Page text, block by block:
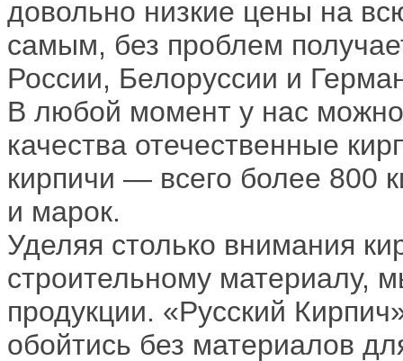
довольно низкие цены на
самым, без проблем
России, Белоруссии и
В любой момент у нас
качества отечественные
кирпичи — всего более 800
и марок.
Уделяя столько внимания
строительному материалу,
продукции. «Русский
обойтись без материалов